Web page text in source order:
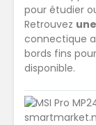
pour étudier
Retrouvez
connectique
bords fins
disponible.